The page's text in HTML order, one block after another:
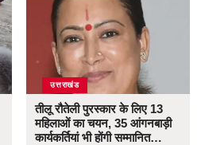
उत्तराखंड
तीलू रौतेली पुरस्कार के लिए 13
महिलाओं का चयन, 35 आंगनबाड़ी
कार्यकर्तियां भी होंगी सम्मानित…